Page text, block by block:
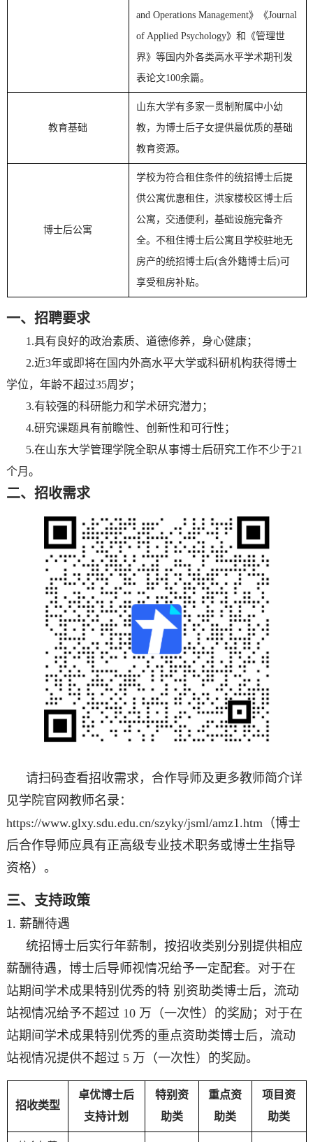
and Operations Management》《Journal
of Applied Psychology》和《管理世
界》等国内外各类高水平学术期刊发
表论文100余篇。
教育基础
山东大学有多家一贯制附属中小幼
教，为博士后子女提供最优质的基础
教育资源。
博士后公寓
学校为符合租住条件的统招博士后提
供公寓优惠租住，洪家楼校区博士后
公寓，交通便利，基础设施完备齐
全。不租住博士后公寓且学校驻地无
房产的统招博士后(含外籍博士后)可
享受租房补贴。
一、招聘要求
1.具有良好的政治素质、道德修养，身心健康；
2.近3年或即将在国内外高水平大学或科研机构获得博士
学位，年龄不超过35周岁；
3.有较强的科研能力和学术研究潜力；
4.研究课题具有前瞻性、创新性和可行性；
5.在山东大学管理学院全职从事博士后研究工作不少于21
个月。
二、招收需求
请扫码查看招收需求，合作导师及更多教师简介详
见学院官网教师名录：
https://www.glxy.sdu.edu.cn/szyky/jsml/amz1.htm（博士
后合作导师应具有正高级专业技术职务或博士生指导
资格）。
三、支持政策
1. 薪酬待遇
统招博士后实行年薪制，按招收类别分别提供相应
薪酬待遇，博士后导师视情况给予一定配套。对于在
站期间学术成果特别优秀的特 别资助类博士后，流动
站视情况给予不超过 10 万（一次性）的奖励；对于在
站期间学术成果特别优秀的重点资助类博士后，流动
站视情况提供不超过 5 万（一次性）的奖励。
招收类型
卓优博士后
支持计划
特别资
助类
重点资
助类
项目资
助类